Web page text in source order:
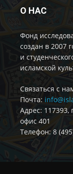
О НАС
Фонд
создан в 2007
и
исламской
Cвязаться с
Почта:
Адрес: 117393,
офис 401
Телефон: 8